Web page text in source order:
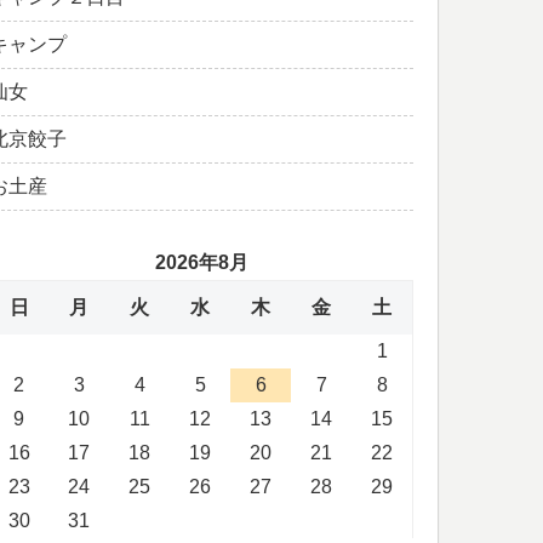
ャンプ
女
京餃子
土産
2026年8月
日 月 火 水 木 金 土
1
2
3 4 5 6 7
8
9
10 11 12 13 14
15
16
17 18 19 20 21
22
23
24 25 26 27 28
29
30
31